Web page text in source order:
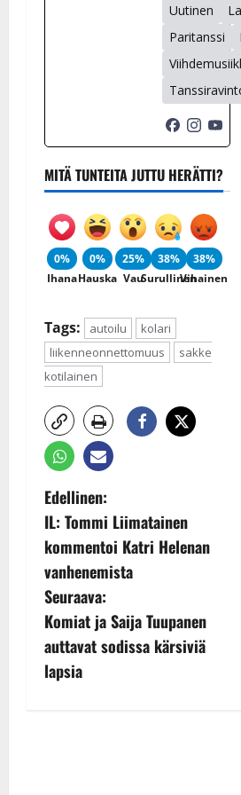
Uutinen
Paritanssi
MITÄ TUNTEITA JUTTU HERÄTTI?
0%
Ihana
0%
Hauska
25%
Vau
38%
Surullinen
38%
Vihainen
Tags: autoilu
kolari
liikenneonnettomuus
sakke
kotilainen
P
o
s
t
n
a
Edellinen:
IL: Tommi Liimatainen
kommentoi Katri Helenan
vanhenemista
Seuraava:
Komiat ja Saija Tuupanen
auttavat sodissa kärsiviä
lapsia